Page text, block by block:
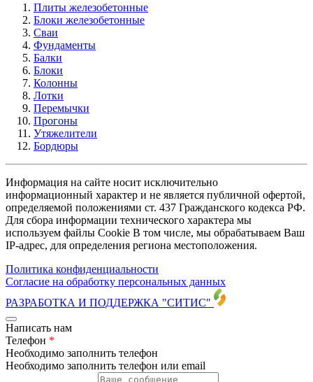
Плиты железобетонные
Блоки железобетонные
Сваи
Фундаменты
Балки
Блоки
Колонны
Лотки
Перемычки
Прогоны
Утяжелители
Бордюры
Информация на сайте носит исключительно
информационный характер и не является публичной офертой,
определяемой положениями ст. 437 Гражданского кодекса РФ.
Для сбора информации технического характера мы
используем файлы Cookie В том числе, мы обрабатываем Ваш
IP-адрес, для определения региона местоположения.
Политика конфиденциальности
Согласие на обработку персональных данных
РАЗРАБОТКА И ПОДДЕРЖКА "СИТИС"
Написать нам
Телефон *
Необходимо заполнить телефон
Необходимо заполнить телефон или email